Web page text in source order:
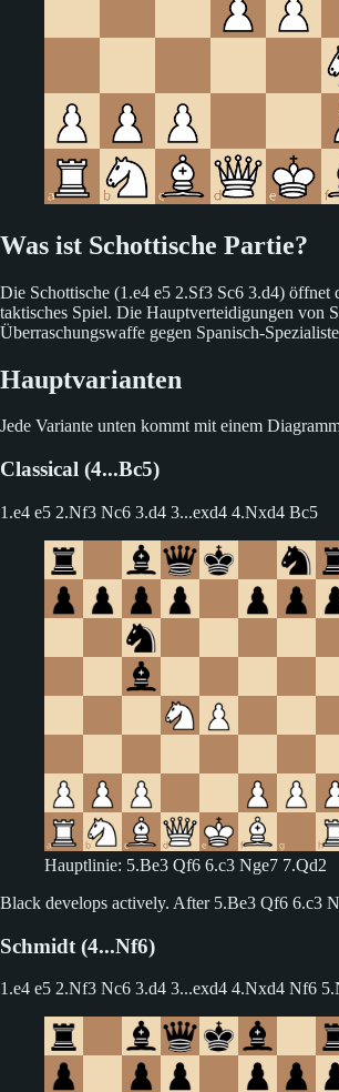
Was ist Schottische Partie?
Die Schottische (1.e4 e5 2.Sf3 Sc6 3.d4)
taktisches Spiel. Die Hauptverteidigungen von
Überraschungswaffe gegen Spanisch-
Hauptvarianten
Jede Variante unten kommt mit einem
Classical (4...Bc5)
1.e4 e5 2.Nf3 Nc6 3.d4 3...exd4 4.Nxd4 Bc5
Hauptlinie: 5.Be3 Qf6 6.c3 Nge7 7.Qd2
Black develops actively. After 5.Be3 Qf6 6.c3
Schmidt (4...Nf6)
1.e4 e5 2.Nf3 Nc6 3.d4 3...exd4 4.Nxd4 Nf6